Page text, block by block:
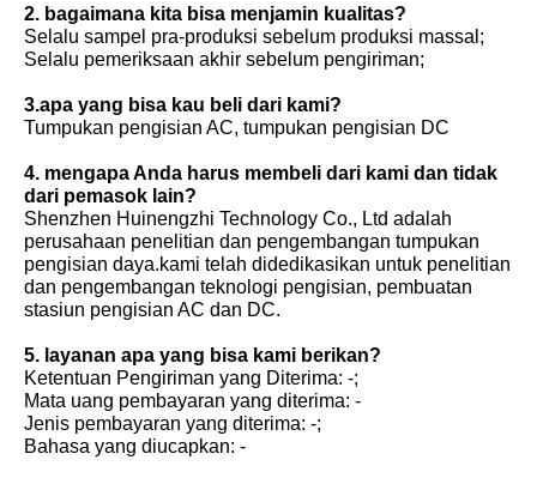
2. bagaimana kita bisa menjamin kualitas?
Selalu sampel pra-produksi sebelum produksi massal;
Selalu pemeriksaan akhir sebelum pengiriman;
3.apa yang bisa kau beli dari kami?
Tumpukan pengisian AC, tumpukan pengisian DC
4. mengapa Anda harus membeli dari kami dan tidak
dari pemasok lain?
Shenzhen Huinengzhi Technology Co., Ltd adalah
perusahaan penelitian dan pengembangan tumpukan
pengisian daya.kami telah didedikasikan untuk penelitian
dan pengembangan teknologi pengisian, pembuatan
stasiun pengisian AC dan DC.
5. layanan apa yang bisa kami berikan?
Ketentuan Pengiriman yang Diterima: -;
Mata uang pembayaran yang diterima: -
Jenis pembayaran yang diterima: -;
Bahasa yang diucapkan: -